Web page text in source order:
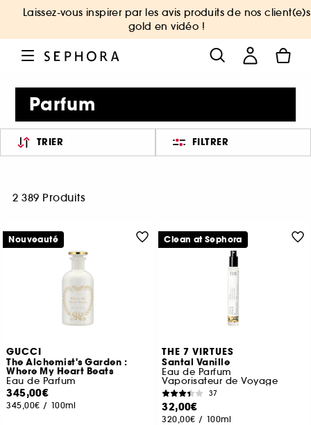
Laissez-vous inspirer par les avis produits de nos client(e)s
gold en vidéo !
Parfum
TRIER FILTRER
2 389 Produits
GUCCI
The Alchemist's Garden :
Where My Heart Beats
Eau de Parfum
345,00€
345,00€ / 100ml
Nouveauté
THE 7 VIRTUES
Santal Vanille
Eau de Parfum
Vaporisateur de Voyage
37
32,00€
320,00€ / 100ml
Clean at Sephora